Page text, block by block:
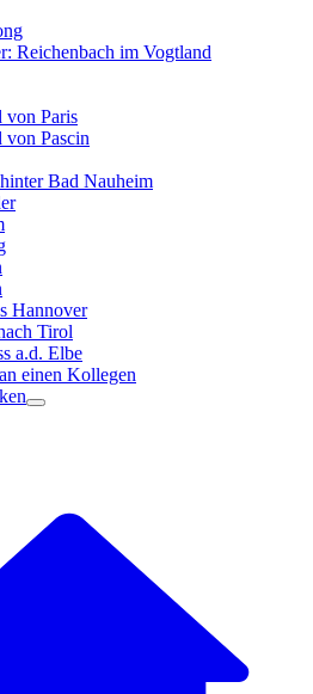
Reichenbach im Vogtland
von Paris
von Pascin
Bad Nauheim
Hannover
Tirol
a.d. Elbe
einen Kollegen